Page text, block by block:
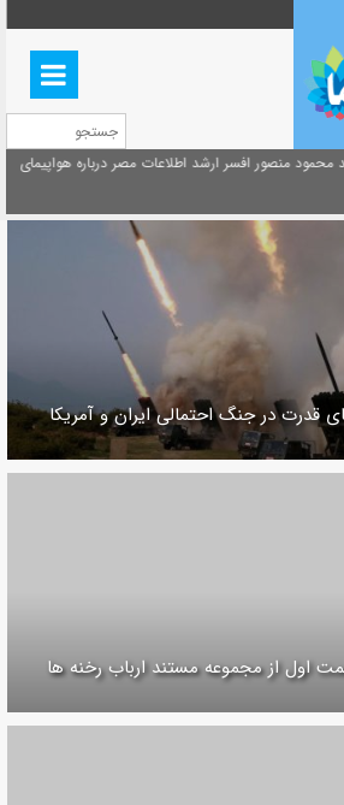
منشور گفتمان امام و انقلاب - 7 /بخش دوم : شرح پیام ۱۰
و کرامت انقلابی
محمود منصور افسر ارشد اطلاعات مصر درباره هواپیمای
قدرت در جنگ احتمالی ایران و آمریکا
اول از مجموعه مستند ارباب رخنه ها